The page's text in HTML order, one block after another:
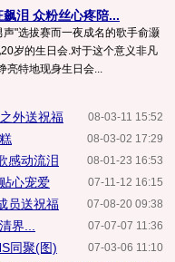
泪 众粉丝心疼陪...
"选拔赛而一夜成名的歌手俞灏
岁的生日会.对于这个意义非凡
亮特地现身生日会...
08-03-11 15:52
外送祝福
08-03-02 17:29
08-01-23 16:53
感动流泪
07-11-12 16:15
心宠爱
07-08-20 09:38
员送祝福
07-07-07 11:36
界...
07-03-06 11:10
同聚(图)